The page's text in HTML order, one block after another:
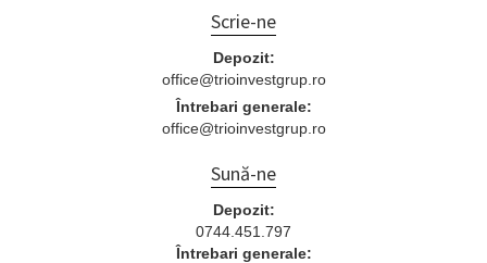
Scrie-ne
Depozit:
office@trioinvestgrup.ro
Întrebari generale:
office@trioinvestgrup.ro
Sună-ne
Depozit:
0744.451.797
Întrebari generale: